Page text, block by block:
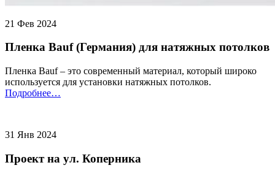
21 Фев 2024
Пленка Bauf (Германия) для натяжных потолков
Пленка Bauf – это современный материал, который широко
используется для установки натяжных потолков.
Подробнее…
31 Янв 2024
Проект на ул. Коперника